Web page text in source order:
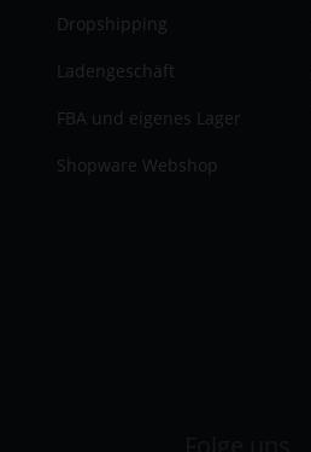
Dropshipping
Ladengeschäft
FBA und eigenes Lager
Shopware Webshop